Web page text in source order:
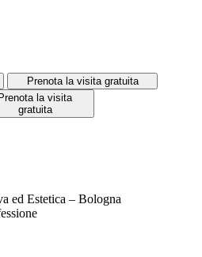
Prenota la visita gratuita
Prenota la visita
gratuita
ed Estetica – Bologna